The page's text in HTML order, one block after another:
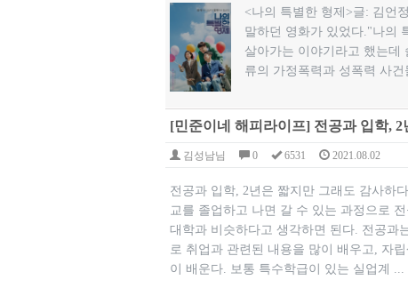
<나의 특별한 형제>글: 김언
말하던 영화가 있었다."나의
살아가는 이야기라고 했는데
류의 가정폭력과 성폭력 사
[민준이네 해피라이프] 전공과 입학,
김성남님 0 6531 2021.08.02
전공과 입학, 2년은 짧지만 그래도 감사하
교를 졸업하고 나면 갈 수 있는 과정으로
대학과 비슷하다고 생각하면 된다. 전공과
로 취업과 관련된 내용을 많이 배우고, 자
이 배운다. 보통 특수학급이 있는 실업계 ...